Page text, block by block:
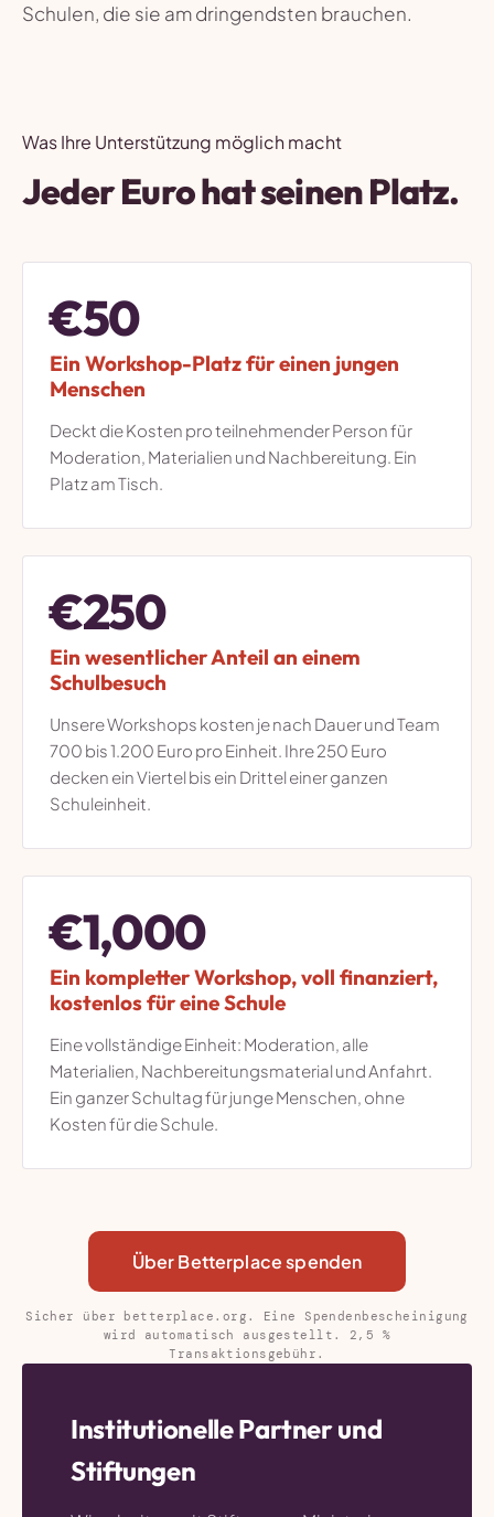
Schulen, die sie am dringendsten brauchen.
Was Ihre Unterstützung möglich macht
Jeder Euro hat seinen Platz.
€50
Ein Workshop-Platz für einen jungen
Menschen
Deckt die Kosten pro teilnehmender Person für
Moderation, Materialien und Nachbereitung. Ein
Platz am Tisch.
€250
Ein wesentlicher Anteil an einem
Schulbesuch
Unsere Workshops kosten je nach Dauer und Team
700 bis 1.200 Euro pro Einheit. Ihre 250 Euro
decken ein Viertel bis ein Drittel einer ganzen
Schuleinheit.
€1,000
Ein kompletter Workshop, voll finanziert,
kostenlos für eine Schule
Eine vollständige Einheit: Moderation, alle
Materialien, Nachbereitungsmaterial und Anfahrt.
Ein ganzer Schultag für junge Menschen, ohne
Kosten für die Schule.
Über Betterplace spenden
Sicher über betterplace.org. Eine Spendenbescheinigung
wird automatisch ausgestellt. 2,5 %
Transaktionsgebühr.
Institutionelle Partner und
Stiftungen